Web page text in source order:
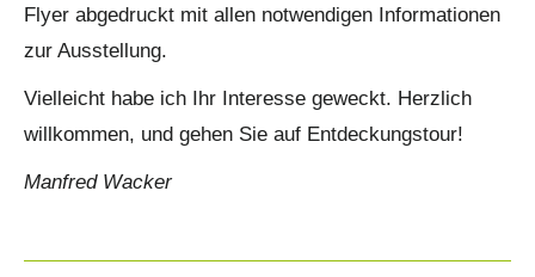
Flyer abgedruckt mit allen notwendigen Informationen
zur Ausstellung.
Vielleicht habe ich Ihr Interesse geweckt. Herzlich
willkommen, und gehen Sie auf Entdeckungstour!
Manfred Wacker